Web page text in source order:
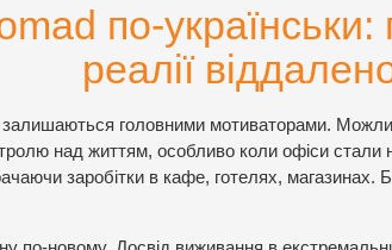
по-українськи:
реалії
залишаються головними мотиваторами.
над життям, особливо коли офіси
заробітки в кафе, готелях,